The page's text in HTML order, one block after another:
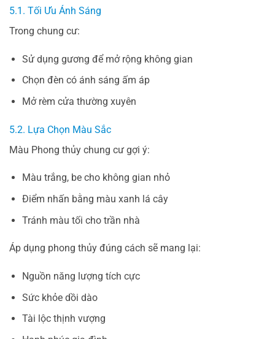
5.1. Tối Ưu Ánh Sáng
Trong chung cư:
Sử dụng gương để mở rộng không gian
Chọn đèn có ánh sáng ấm áp
Mở rèm cửa thường xuyên
5.2. Lựa Chọn Màu Sắc
Màu Phong thủy chung cư gợi ý:
Màu trắng, be cho không gian nhỏ
Điểm nhấn bằng màu xanh lá cây
Tránh màu tối cho trần nhà
Áp dụng phong thủy đúng cách sẽ mang lại:
Nguồn năng lượng tích cực
Sức khỏe dồi dào
Tài lộc thịnh vượng